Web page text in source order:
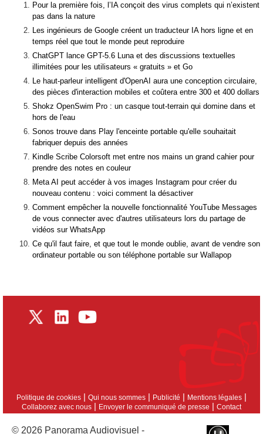
Pour la première fois, l’IA conçoit des virus complets qui n’existent
pas dans la nature
Les ingénieurs de Google créent un traducteur IA hors ligne et en
temps réel que tout le monde peut reproduire
ChatGPT lance GPT-5.6 Luna et des discussions textuelles
illimitées pour les utilisateurs « gratuits » et Go
Le haut-parleur intelligent d'OpenAI aura une conception circulaire,
des pièces d'interaction mobiles et coûtera entre 300 et 400 dollars
Shokz OpenSwim Pro : un casque tout-terrain qui domine dans et
hors de l'eau
Sonos trouve dans Play l'enceinte portable qu'elle souhaitait
fabriquer depuis des années
Kindle Scribe Colorsoft met entre nos mains un grand cahier pour
prendre des notes en couleur
Meta AI peut accéder à vos images Instagram pour créer du
nouveau contenu : voici comment la désactiver
Comment empêcher la nouvelle fonctionnalité YouTube Messages
de vous connecter avec d'autres utilisateurs lors du partage de
vidéos sur WhatsApp
Ce qu'il faut faire, et que tout le monde oublie, avant de vendre son
ordinateur portable ou son téléphone portable sur Wallapop
Politique de cookies | Qui nous sommes | Publicité | Mentions légales |
Collaborez avec nous | Envoyer le communiqué de presse | Contact
© 2026 Panorama Audiovisuel -